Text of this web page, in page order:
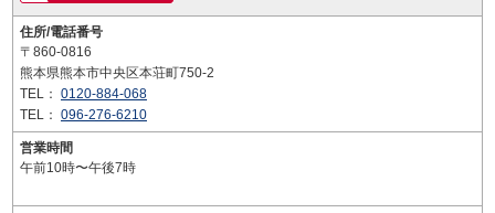
住所/電話番号
〒860-0816
熊本県熊本市中央区本荘町750-2
TEL： 0120-884-068
TEL： 096-276-6210
営業時間
午前10時〜午後7時